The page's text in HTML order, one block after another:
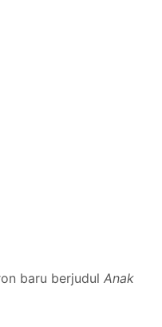
baru berjudul Anak